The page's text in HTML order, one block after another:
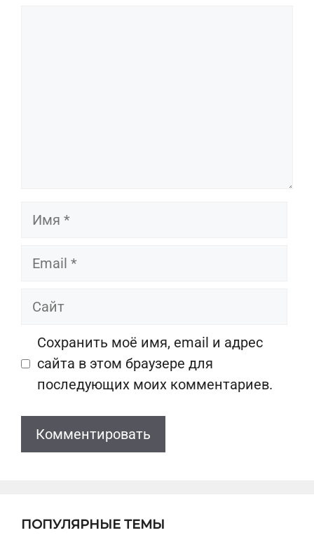
Имя
Email
Сайт
Сохранить моё имя, email и адрес
сайта в этом браузере для
последующих моих комментариев.
ПОПУЛЯРНЫЕ ТЕМЫ